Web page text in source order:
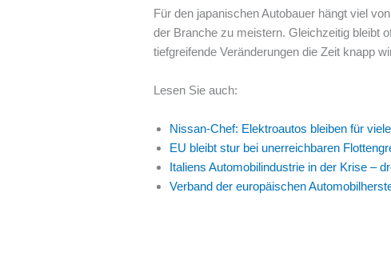
Für den japanischen Autobauer hängt viel
der Branche zu meistern. Gleichzeitig bleibt
tiefgreifende Veränderungen die Zeit knapp
Lesen Sie auch:
Nissan-Chef: Elektroautos bleiben für
EU bleibt stur bei unerreichbaren
Italiens Automobilindustrie in der Krise –
Verband der europäischen